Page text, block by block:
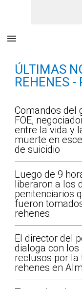
ÚLTIMAS
REHENES -
Comandos del
FOE,
entre la vida y
muerte en
de suicidio
Luego de 9
liberaron a los
penitenciarios
fueron
rehenes
El director del
dialoga con los
reclusos por la
rehenes en